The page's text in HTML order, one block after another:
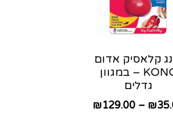
קלאסיק אדום
KONG – במגוון
גדלים
₪
–
₪129.00